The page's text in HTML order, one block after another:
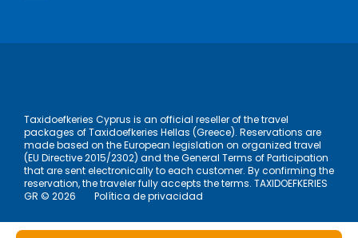
Taxidoefkeries Cyprus is an official reseller of the travel
packages of Taxidoefkeries Hellas (Greece). Reservations are
made based on the European legislation on organized travel
(EU Directive 2015/2302) and the General Terms of Participation
that are sent electronically to each customer. By confirming the
reservation, the traveler fully accepts the terms. TAXIDOEFKERIES
GR © 2026
Política de privacidad